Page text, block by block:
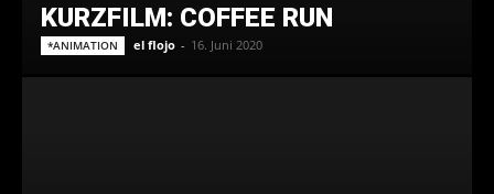
KURZFILM: COFFEE RUN
*ANIMATION el flojo - 16. Juni 2020